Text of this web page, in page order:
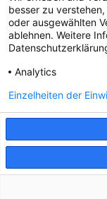
die
besser zu
oder ausgewählten
ablehnen. Weitere
Analytics
Einzelheiten der